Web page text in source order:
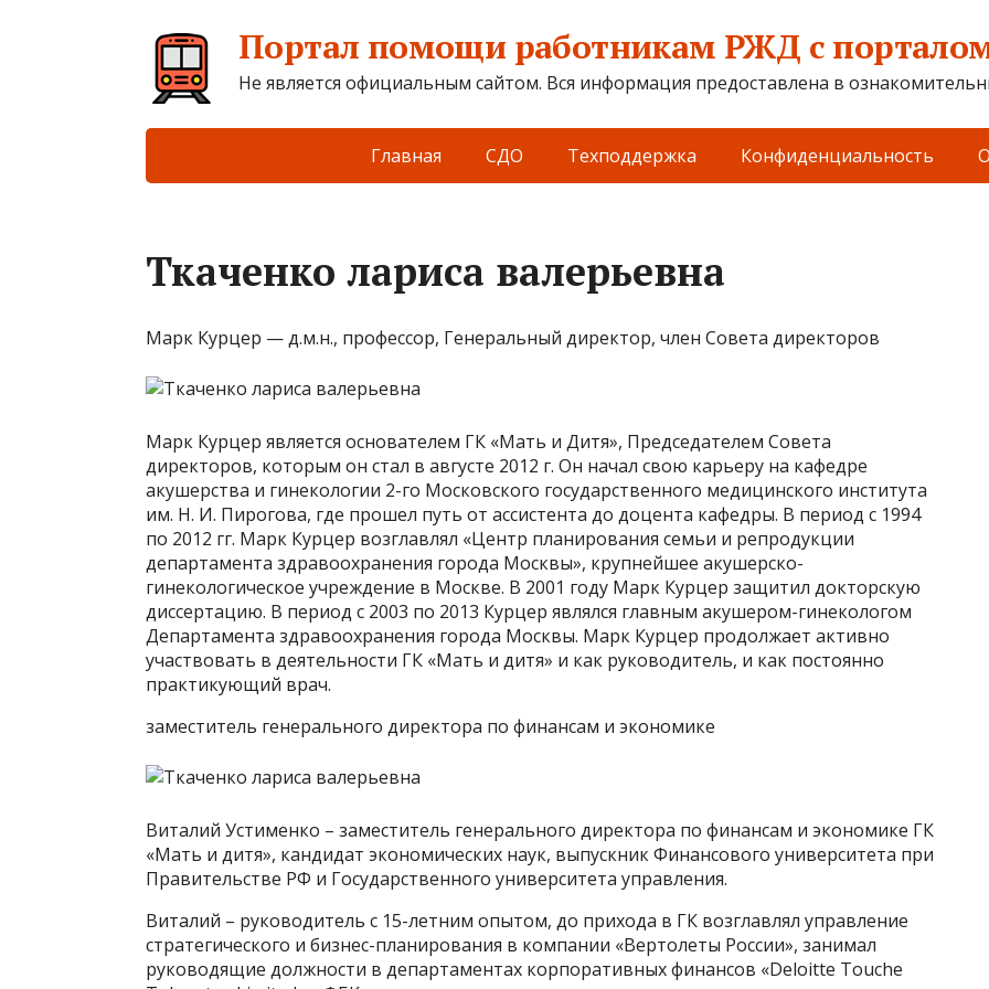
Портал помощи работникам РЖД с
Не является официальным сайтом. Вся информация предоставлена в
Главная СДО Техподдержка Конфиденциальность
Ткаченко лариса валерьевна
Марк Курцер — д.м.н., профессор, Генеральный директор, член Совета директоров
Марк Курцер является основателем ГК «Мать и Дитя», Председателем Совета
директоров, которым он стал в августе 2012 г. Он начал свою карьеру на кафедре
акушерства и гинекологии 2-го Московского государственного медицинского института
им. Н. И. Пирогова, где прошел путь от ассистента до доцента кафедры. В период с 1994
по 2012 гг. Марк Курцер возглавлял «Центр планирования семьи и репродукции
департамента здравоохранения города Москвы», крупнейшее акушерско-
гинекологическое учреждение в Москве. В 2001 году Марк Курцер защитил докторскую
диссертацию. В период с 2003 по 2013 Курцер являлся главным акушером-гинекологом
Департамента здравоохранения города Москвы. Марк Курцер продолжает активно
участвовать в деятельности ГК «Мать и дитя» и как руководитель, и как постоянно
практикующий врач.
заместитель генерального директора по финансам и экономике
Виталий Устименко – заместитель генерального директора по финансам и экономике ГК
«Мать и дитя», кандидат экономических наук, выпускник Финансового университета при
Правительстве РФ и Государственного университета управления.
Виталий – руководитель с 15-летним опытом, до прихода в ГК возглавлял управление
стратегического и бизнес-планирования в компании «Вертолеты России», занимал
руководящие должности в департаментах корпоративных финансов «Deloitte Touche